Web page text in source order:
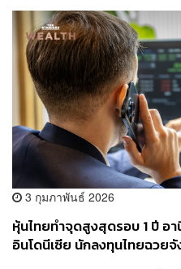
3 กุมภาพันธ์ 2026
หุ้นไทยทำจุดสูงสุดรอบ 1 ปี อ
อินโดนีเซีย นักลงทุนไทยฉวย